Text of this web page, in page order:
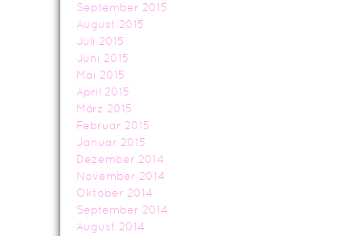
September 2015
August 2015
Juli 2015
Juni 2015
Mai 2015
April 2015
März 2015
Februar 2015
Januar 2015
Dezember 2014
November 2014
Oktober 2014
September 2014
August 2014